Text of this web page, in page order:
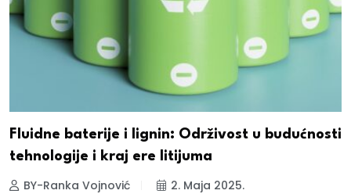
Fluidne baterije i lignin: Održivost u budućnosti
tehnologije i kraj ere litijuma
BY-Ranka Vojnović 2. Maja 2025.